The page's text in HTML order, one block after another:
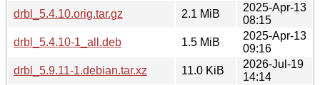
drbl_5.4.10.orig.tar.gz
2.1 MiB
2025-Apr-13
08:15
drbl_5.4.10-1_all.deb
1.5 MiB
2025-Apr-13
09:16
drbl_5.9.11-1.debian.tar.xz
11.0 KiB
2026-Jul-19
14:14